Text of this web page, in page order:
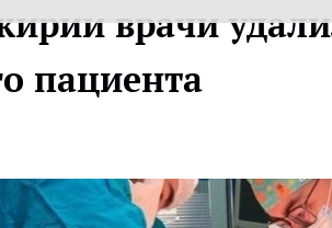
врачи
пациента